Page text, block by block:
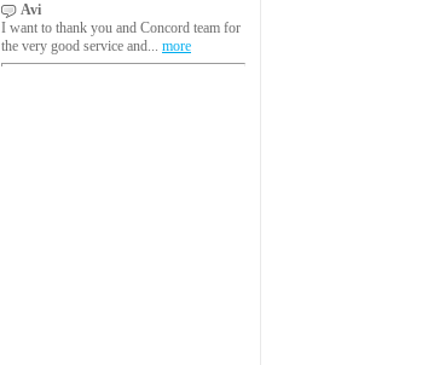
Avi
I want to thank you and Concord team for
the very good service and... more